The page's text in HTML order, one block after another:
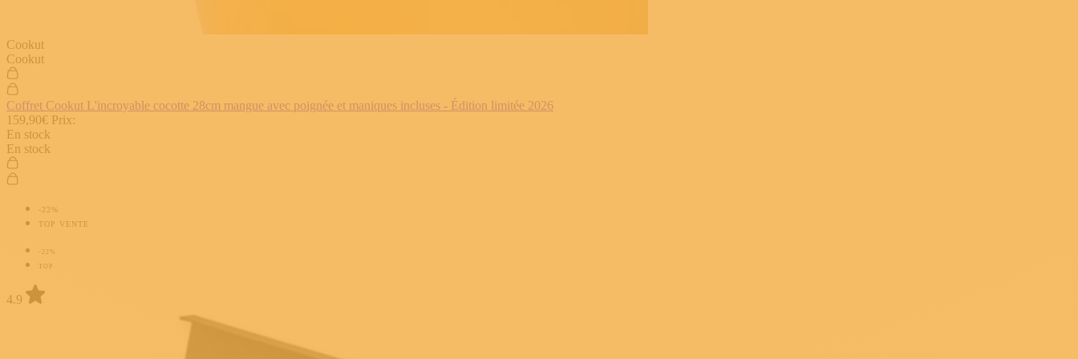
Cookut
Cookut
Coffret Cookut L'incroyable cocotte 28cm mangue avec poignée et maniques incluses - Édition limitée 2026
159,90€ Prix:
En stock
En stock
-22%
TOP VENTE
-22%
TOP
4.9